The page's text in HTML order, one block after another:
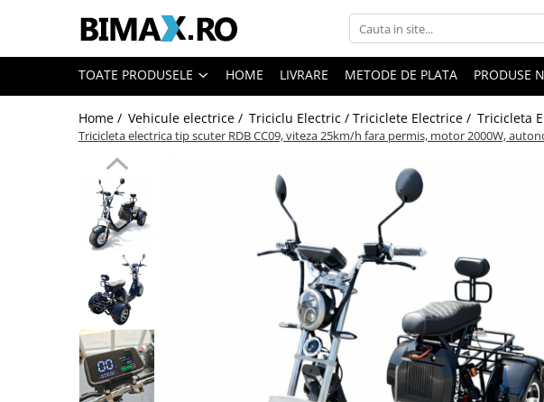
Toate Produsele
Triciclete Electrice
➔ Adulti - Fara permis
➔ Adulti - 2 Locuri
➔ Adulti - cu Cabina
➔ Cu Cabina
➔ Cu Cabina fara Permis
➔ Cu Cabina Inchisa
➔ Cu Remorca
TOATE PRODUSELE HOME LIVRARE METODE DE PLATA PRODUSE
Home / Vehicule electrice / Triciclu Electric / Triciclete Electrice / Tricicleta
Tricicleta electrica tip scuter RDB CC09, viteza 25km/h fara permis, motor 2000W,